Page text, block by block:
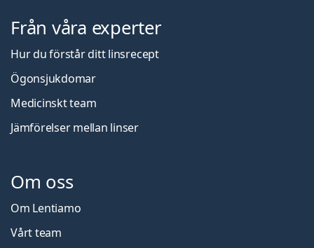
Från våra experter
Hur du förstår ditt linsrecept
Ögonsjukdomar
Medicinskt team
Jämförelser mellan linser
Om oss
Om Lentiamo
Vårt team